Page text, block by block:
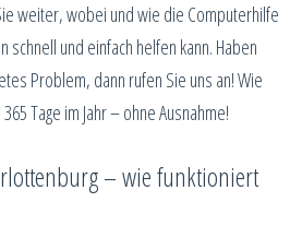
weiter, wobei und wie die Computerhilfe
schnell und einfach helfen kann. Haben
Problem, dann rufen Sie uns an! Wie
Tage im Jahr – ohne Ausnahme!
– wie funktioniert